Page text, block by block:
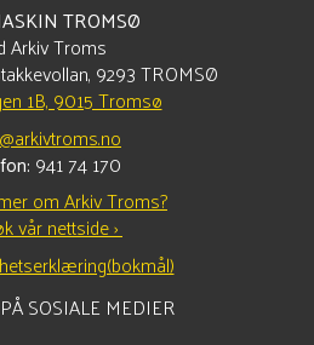
TROMSØ
Arkiv Troms
9293 TROMSØ
1B, 9015 Tromsø
941 74 170
om Arkiv Troms?
vår nettside ›
SOSIALE MEDIER